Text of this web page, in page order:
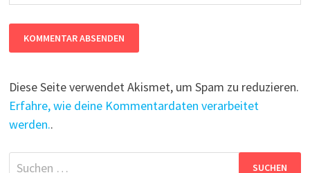
Diese Seite verwendet Akismet, um Spam zu reduzieren.
Erfahre, wie deine Kommentardaten verarbeitet
werden..
Suchen